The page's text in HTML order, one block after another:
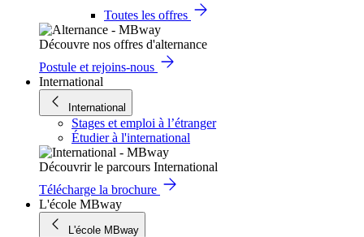
Toutes les offres
Découvre nos offres d'alternance
Postule et rejoins-nous
International
International
Stages et emploi à l’étranger
Étudier à l'international
Découvrir le parcours International
Télécharge la brochure
L'école MBway
L'école MBway